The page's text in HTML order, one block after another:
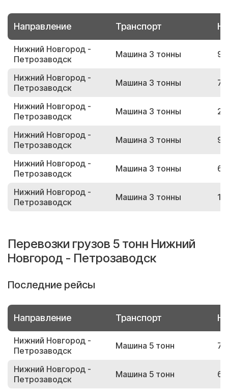
Направление Транспорт
Нижний Новгород -
Петрозаводск
Машина 3 тонны
Нижний Новгород -
Петрозаводск
Машина 3 тонны
Нижний Новгород -
Петрозаводск
Машина 3 тонны
Нижний Новгород -
Петрозаводск
Машина 3 тонны
Нижний Новгород -
Петрозаводск
Машина 3 тонны
Нижний Новгород -
Петрозаводск
Машина 3 тонны
Перевозки грузов 5 тонн Нижний
Новгород - Петрозаводск
Последние рейсы
Направление Транспорт
Нижний Новгород -
Петрозаводск
Машина 5 тонн
Нижний Новгород -
Петрозаводск
Машина 5 тонн